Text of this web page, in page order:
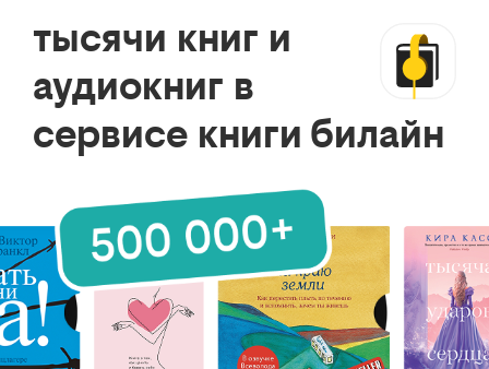
тысячи книг и
аудиокниг в
сервисе книги билайн